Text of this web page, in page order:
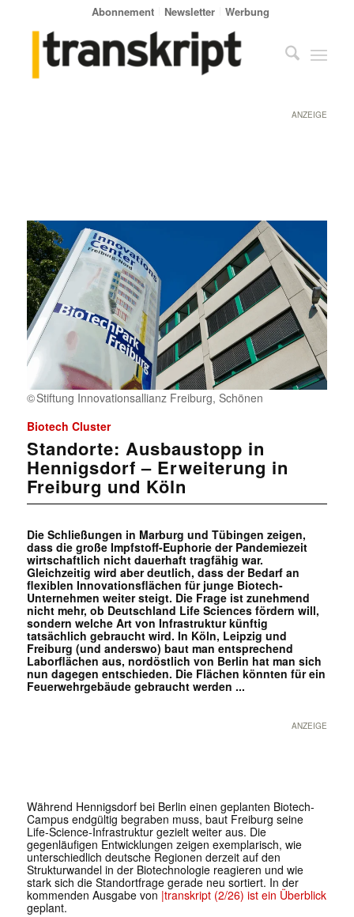
Abonnement Newsletter Werbung
ANZEIGE
Stiftung Innovationsallianz Freiburg, Schönen
Biotech Cluster
Standorte: Ausbaustopp in
Hennigsdorf – Erweiterung in
Freiburg und Köln
Die Schließungen in Marburg und Tübingen zeigen,
dass die große Impfstoff-Euphorie der Pandemiezeit
wirtschaftlich nicht dauerhaft tragfähig war.
Gleichzeitig wird aber deutlich, dass der Bedarf an
flexiblen Innovationsflächen für junge Biotech-
Unternehmen weiter steigt. Die Frage ist zunehmend
nicht mehr, ob Deutschland Life Sciences fördern will,
sondern welche Art von Infrastruktur künftig
tatsächlich gebraucht wird. In Köln, Leipzig und
Freiburg (und anderswo) baut man entsprechend
Laborflächen aus, nordöstlich von Berlin hat man sich
nun dagegen entschieden. Die Flächen könnten für ein
Feuerwehrgebäude gebraucht werden ...
ANZEIGE
Während Hennigsdorfbei Berlin einen geplanten Biotech-
Campus endgültig begraben muss, baut Freiburg seine
Life-Science-Infrastruktur gezielt weiter aus. Die
gegenläufigen Entwicklungen zeigen exemplarisch, wie
unterschiedlich deutsche Regionen derzeit auf den
Strukturwandel in der Biotechnologie reagieren und wie
stark sich die Standortfrage gerade neu sortiert. In der
kommenden Ausgabe von |transkript (2/26) ist ein Überblick
geplant.